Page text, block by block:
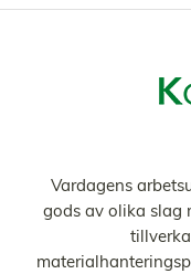
Vardagens
gods av olika slag